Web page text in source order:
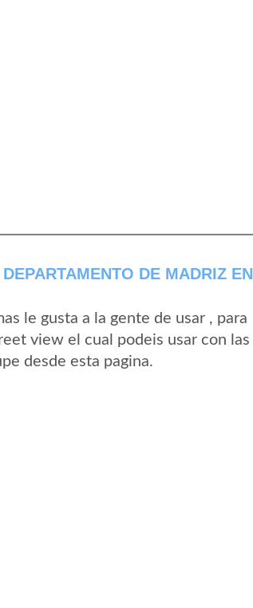
DE MADRIZ EN
le gusta a la gente de usar , para
view el cual podeis usar con las
desde esta pagina.